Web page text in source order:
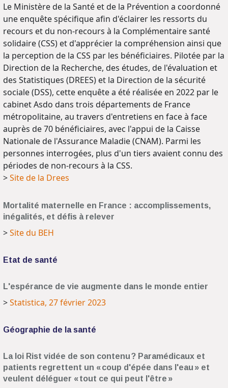
Le Ministère de la Santé et de la Prévention a coordonné
une enquête spécifique afin d'éclairer les ressorts du
recours et du non-recours à la Complémentaire santé
solidaire (CSS) et d'apprécier la compréhension ainsi que
la perception de la CSS par les bénéficiaires. Pilotée par la
Direction de la Recherche, des études, de l'évaluation et
des Statistiques (DREES) et la Direction de la sécurité
sociale (DSS), cette enquête a été réalisée en 2022 par le
cabinet Asdo dans trois départements de France
métropolitaine, au travers d'entretiens en face à face
auprès de 70 bénéficiaires, avec l'appui de la Caisse
Nationale de l'Assurance Maladie (CNAM). Parmi les
personnes interrogées, plus d'un tiers avaient connu des
périodes de non-recours à la CSS.
>Site de la Drees
Mortalité maternelle en France : accomplissements,
inégalités, et défis à relever
>Site du BEH
Etat de santé
L'espérance de vie augmente dans le monde entier
>Statistica, 27 février 2023
Géographie de la santé
La loi Rist vidée de son contenu ? Paramédicaux et
patients regrettent un « coup d'épée dans l'eau » et
veulent déléguer « tout ce qui peut l'être »